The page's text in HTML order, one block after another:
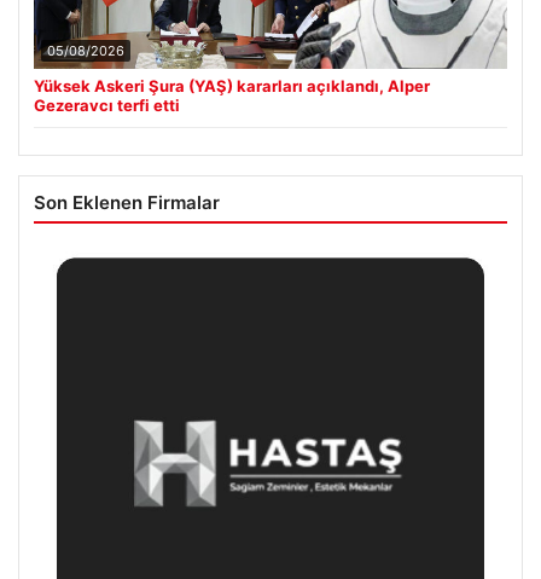
05/08/2026
Yüksek Askeri Şura (YAŞ) kararları açıklandı, Alper
Gezeravcı terfi etti
Son Eklenen Firmalar